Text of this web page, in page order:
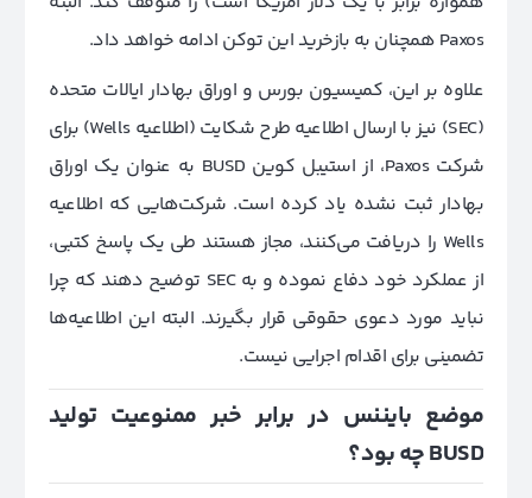
Paxos همچنان به بازخرید این توکن ادامه خواهد داد.
علاوه بر این، کمیسیون بورس و اوراق بهادار ایالات متحده
(SEC) نیز با ارسال اطلاعیه طرح شکایت (اطلاعیه Wells) برای
شرکت Paxos، از استیبل کوین BUSD به عنوان یک اوراق
بهادار ثبت نشده یاد کرده است. شرکت‌هایی که اطلاعیه
Wells را دریافت می‌کنند، مجاز هستند طی یک پاسخ کتبی،
از عملکرد خود دفاع نموده و به SEC توضیح دهند که چرا
نباید مورد دعوی حقوقی قرار بگیرند. البته این اطلاعیه‌ها
تضمینی برای اقدام اجرایی نیست.
موضع بایننس در برابر خبر ممنوعیت تولید
BUSD چه بود؟